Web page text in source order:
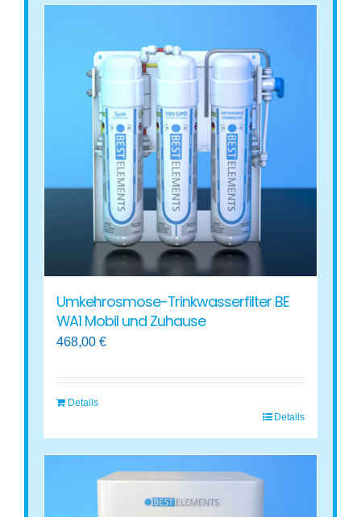
Umkehrosmose-Trinkwasserfilter BE
WA1 Mobil und Zuhause
468,00€
Details
Details